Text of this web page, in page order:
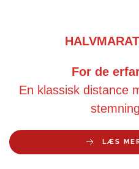
For de
En klassisk distance
stemning
LÆS